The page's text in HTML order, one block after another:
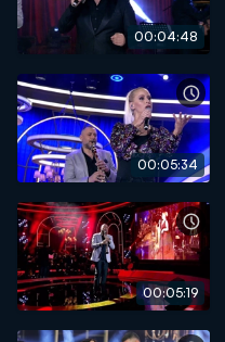
00:04:48
00:05:34
00:05:19